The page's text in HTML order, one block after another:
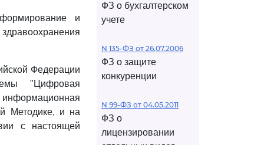
и
Федерации
"Цифровая
информационная
Методике, и на
с настоящей
ФЗ о бухгалтерском
учете
N 135-ФЗ от 26.07.2006
ФЗ о защите
конкуренции
N 99-ФЗ от 04.05.2011
ФЗ о
лицензировании